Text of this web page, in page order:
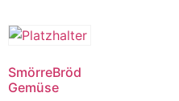
SmörreBröd
Gemüse